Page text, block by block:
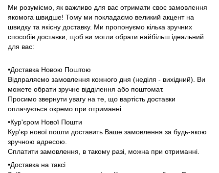
Ми розуміємо, як важливо для вас отримати своє замовлення
якомога швидше! Тому ми покладаємо великий акцент на
швидку та якісну доставку. Ми пропонуємо кілька зручних
способів доставки, щоб ви могли обрати найбільш ідеальний
для вас:
•Доставка Новою Поштою
Відпраляємо замовлення кожного дня (неділя - вихідний). Ви
можете обрати зручне відділення або поштомат.
Просимо звернути увагу на те, що вартість доставки
оплачується окремо при отриманні.
•Кур'єром Нової Пошти
Кур'єр нової пошти доставить Ваше замовлення за будь-якою
зручною адресою.
Сплатити замовлення, в такому разі, можна при отриманні.
•Доставка на таксі